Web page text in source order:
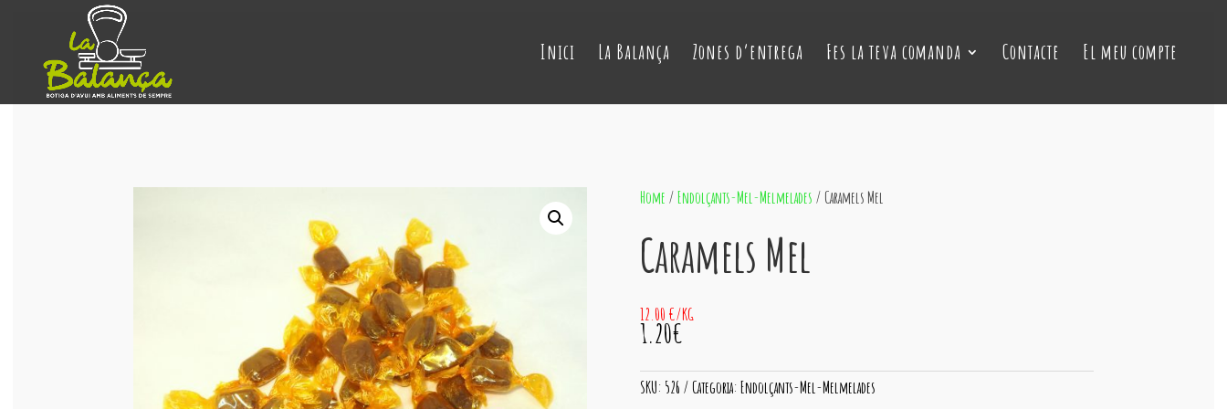
Inici La Balança Zones d’entrega Fes la teva comanda Contacte El meu compte
Home /Endolçants-Mel-Melmelades / Caramels Mel
Caramels Mel
12.00 €/KG
1.20€
SKU: 526 Categoria:Endolçants-Mel-Melmelades